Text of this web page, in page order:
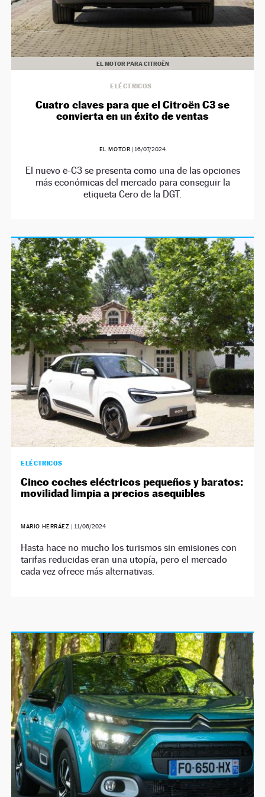
EL MOTOR PARA CITROËN
ELÉCTRICOS
Cuatro claves para que el Citroën C3 se
convierta en un éxito de ventas
EL MOTOR | 16/07/2024
El nuevo ë-C3 se presenta como una de las opciones
más económicas del mercado para conseguir la
etiqueta Cero de la DGT.
ELÉCTRICOS
Cinco coches eléctricos pequeños y baratos:
movilidad limpia a precios asequibles
MARIO HERRÁEZ | 11/06/2024
Hasta hace no mucho los turismos sin emisiones con
tarifas reducidas eran una utopía, pero el mercado
cada vez ofrece más alternativas.